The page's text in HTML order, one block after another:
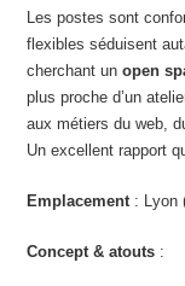
Les postes sont
flexibles séduisent
cherchant unopen
plus proche d’un
aux métiers du web,
Un excellent rapport
Emplacement: Lyon
Concept & atouts :